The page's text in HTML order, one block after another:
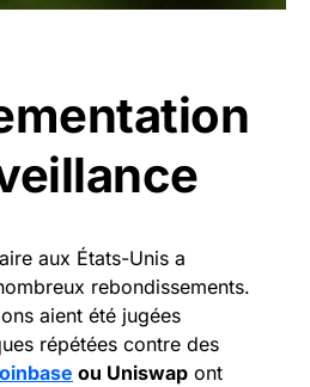
aux États-Unis a
rebondissements.
aient été jugées
répétées contre des
ou Uniswap ont